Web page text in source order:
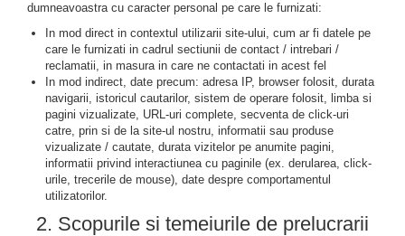
dumneavoastra cu caracter personal pe care le furnizati:
In mod direct in contextul utilizarii site-ului, cum ar fi datele pe
care le furnizati in cadrul sectiunii de contact / intrebari /
reclamatii, in masura in care ne contactati in acest fel
In mod indirect, date precum: adresa IP, browser folosit, durata
navigarii, istoricul cautarilor, sistem de operare folosit, limba si
pagini vizualizate, URL-uri complete, secventa de click-uri
catre, prin si de la site-ul nostru, informatii sau produse
vizualizate / cautate, durata vizitelor pe anumite pagini,
informatii privind interactiunea cu paginile (ex. derularea, click-
urile, trecerile de mouse), date despre comportamentul
utilizatorilor.
2. Scopurile si temeiurile de prelucrarii